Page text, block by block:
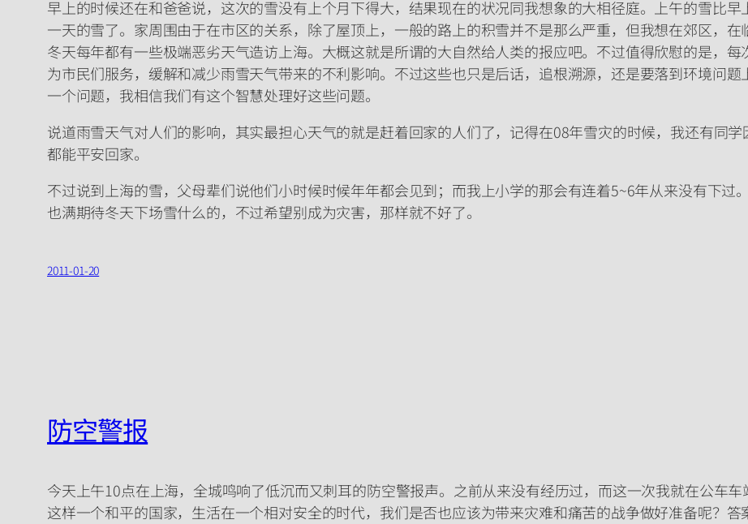
早上的时候还在和爸爸说，这次的雪没有上个月下得大，结果现在的状况同我想象的大相径庭。上午的雪比
一天的雪了。家周围由于在市区的关系，除了屋顶上，一般的路上的积雪并不是那么严重，但我想在郊区，
冬天每年都有一些极端恶劣天气造访上海。大概这就是所谓的大自然给人类的报应吧。不过值得欣慰的是，
为市民们服务，缓解和减少雨雪天气带来的不利影响。不过这些也只是后话，追根溯源，还是要落到环境问
一个问题，我相信我们有这个智慧处理好这些问题。
说道雨雪天气对人们的影响，其实最担心天气的就是赶着回家的人们了，记得在08年雪灾的时候，我还有同
都能平安回家。
不过说到上海的雪，父母辈们说他们小时候时候年年都会见到；而我上小学的那会有连着5~6年从来没有下过
也满期待冬天下场雪什么的，不过希望别成为灾害，那样就不好了。
2011-01-20
防空警报
今天上午10点在上海，全城鸣响了低沉而又刺耳的防空警报声。之前从来没有经历过，而这一次我就在公车
这样一个和平的国家，生活在一个相对安全的时代，我们是否也应该为带来灾难和痛苦的战争做好准备呢？